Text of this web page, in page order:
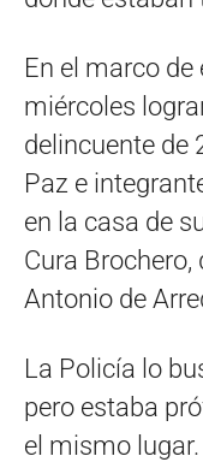
En el marco
miércoles
delincuente de
Paz e
en la casa de
Cura Brochero,
Antonio de
La Policía lo
pero estaba
el mismo